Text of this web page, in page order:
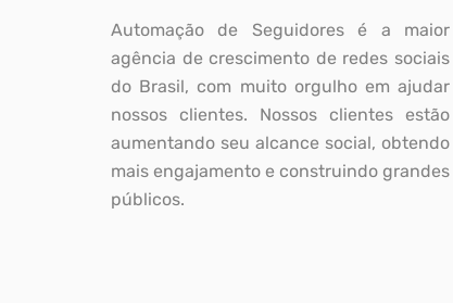
Automação de Seguidores é a maior
agência de crescimento de redes sociais
do Brasil, com muito orgulho em ajudar
nossos clientes. Nossos clientes estão
aumentando seu alcance social, obtendo
mais engajamento e construindo grandes
públicos.